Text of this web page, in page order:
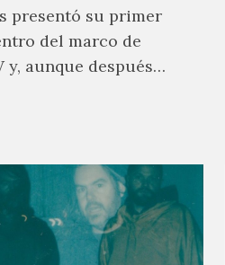
presentó su primer
del marco de
y, aunque después